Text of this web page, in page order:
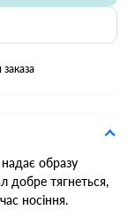
образу
добре тягнеться,
носіння.